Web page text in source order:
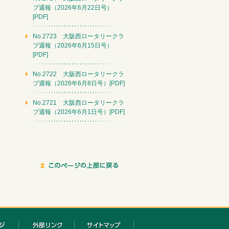
ブ週報（2026年6月22日号）
[PDF]
No.2723 大阪西ロータリークラ
ブ週報（2026年6月15日号）
[PDF]
No.2722 大阪西ロータリークラ
ブ週報（2026年6月8日号）[PDF]
No.2721 大阪西ロータリークラ
ブ週報（2026年6月1日号）[PDF]